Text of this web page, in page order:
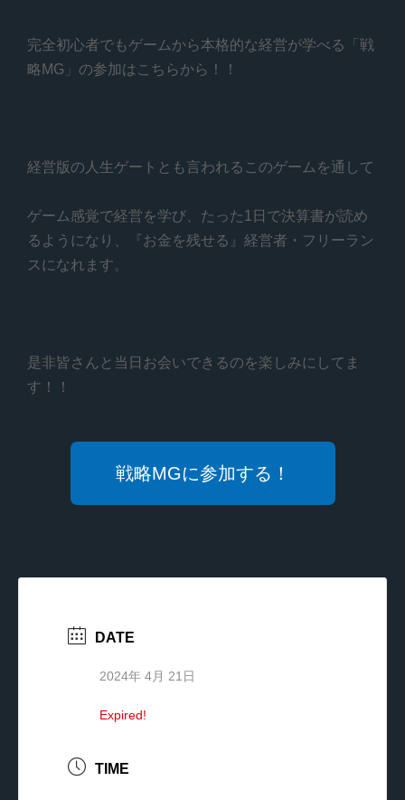
完全初心者でもゲームから本格的な経営が学べる「戦
略MG」の参加はこちらから！！
経営版の人生ゲートとも言われるこのゲームを通して
ゲーム感覚で経営を学び、たった1日で決算書が読め
るようになり、『お金を残せる』経営者・フリーラン
スになれます。
是非皆さんと当日お会いできるのを楽しみにしてま
す！！
戦略MGに参加する！
DATE
2024年 4月 21日
Expired!
TIME